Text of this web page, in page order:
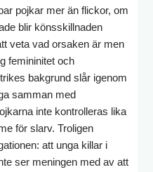
pojkar mer än flickor, om
blir könsskillnaden
veta vad orsaken är men
femininitet och
bakgrund slår igenom
samman med
inte kontrolleras lika
för slarv. Troligen
att unga killar i
ser meningen med av att